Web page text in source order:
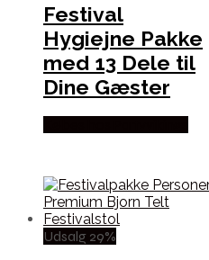
Festival
Hygiejne Pakke
med 13 Dele til
Dine Gæster
Udsalg 29%